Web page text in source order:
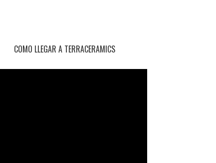
COMO LLEGAR A TERRACERAMICS